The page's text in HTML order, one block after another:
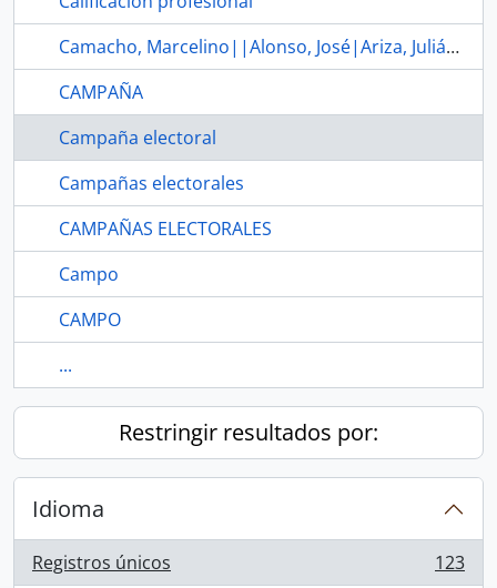
Camacho, Marcelino||Alonso, José|Ariza, Julián|Bois, Slavador|Fernández, Eduardo||García, Cipriano|García-Salve, Francisco|Gutiérrez, Antonio|Ibárrola, José Miguel|Iglesias, Gerardo|Iglesias, José Manuel|Linares, José|Lorente, Jerónimo|Martínez, Luis|Montes, Basilio|Morín, David|Muñiz Zapico, Juan|Pérez, Feliz|Royo, Luis|Saborido, Eduardo|Sartorius, Nicolás|Sánchez, Tranquilino|Soto, Fernando|Torrés, José|Tueros, Tomás|Varo, Armando|Zamora, Fernando
CAMPAÑA
Campaña electoral
Campañas electorales
CAMPAÑAS ELECTORALES
Campo
CAMPO
...
Restringir resultados por:
Idioma
Registros únicos
, 123 resultados
123